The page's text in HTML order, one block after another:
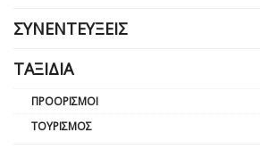
ΣΥΝΕΝΤΕΎΞΕΙΣ
ΤΑΞΊΔΙΑ
ΠΡΟΟΡΙΣΜΟΊ
ΤΟΥΡΙΣΜΌΣ